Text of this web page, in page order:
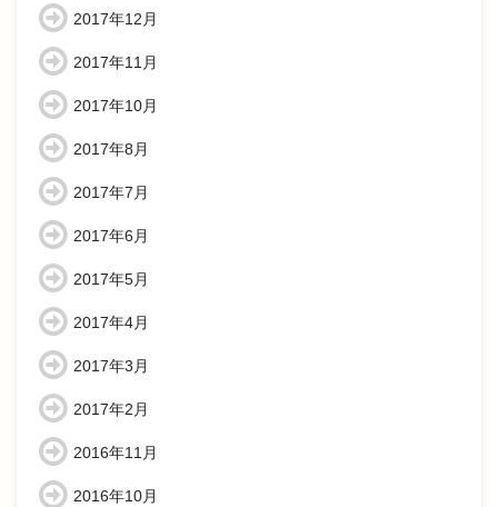
2017年12月
2017年11月
2017年10月
2017年8月
2017年7月
2017年6月
2017年5月
2017年4月
2017年3月
2017年2月
2016年11月
2016年10月